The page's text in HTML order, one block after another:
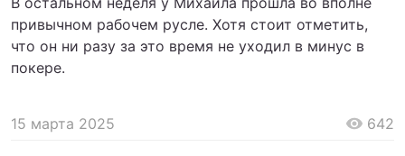
привычном рабочем русле. Хотя стоит отметить,
что он ни разу за это время не уходил в минус в
покере.
15 марта 2025 642